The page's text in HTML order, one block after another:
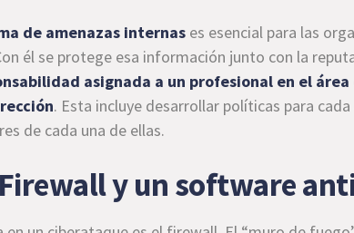
de amenazas internas es esencial para las
él se protege esa información junto con la
asignada a un profesional en el
. Esta incluye desarrollar políticas para
de cada una de ellas.
y un software